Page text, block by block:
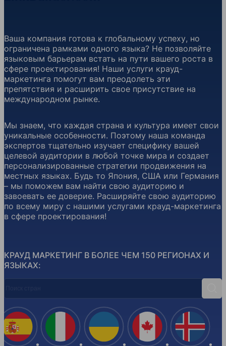
КРАУД МАРКЕТИНГ В БОЛЕЕ ЧЕМ 150 РЕГИОНАХ И
ЯЗЫКАХ:
Ваша компания готова к глобальному успеху, но
ограничена рамками одного языка? Не позволяйте
языковым барьерам встать на пути вашего роста в
сфере проектирования! Наши услуги крауд-
маркетинга помогут вам преодолеть эти
препятствия и расширить свое присутствие на
международном рынке.
Мы знаем, что каждая страна и культура имеет свои
уникальные особенности. Поэтому наша команда
экспертов тщательно изучает специфику вашей
целевой аудитории в любой точке мира и создает
персонализированные стратегии продвижения на
местных языках. Будь то Япония, США или Германия
– мы поможем вам найти свою аудиторию и
завоевать ее доверие. Расширяйте свою аудиторию
по всему миру с нашими услугами крауд-маркетинга
в сфере проектирования!
Испания Италия Украина Канада